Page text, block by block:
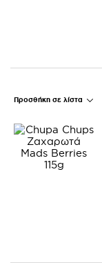
Προσθήκη σε λίστα